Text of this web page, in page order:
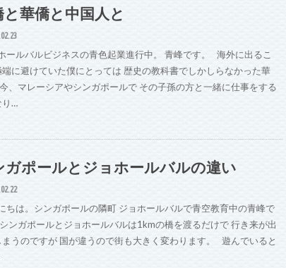
と華僑と中国人と
ールバルビジネスの青色起業進行中。 青峰です。 海外に出るこ
端に避けていた僕にとっては 歴史の教科書でしかしらなかった華
、マレーシアやシンガポールで その子孫の方と一緒に仕事をする
り…
ガポールとジョホールバルの違い
ちは。シンガポールの隣町 ジョホールバルで青空教育中の青峰で
ンガポールとジョホールバルは1kmの橋を渡るだけで 行き来が出
うのですが 国が違うので街も大きく変わります。 遊んでいると